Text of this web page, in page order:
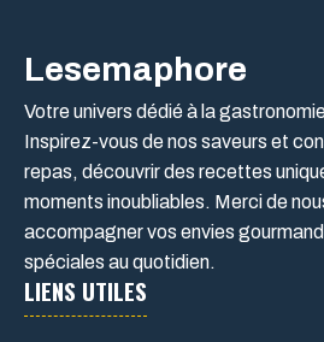
Lesemaphore
Votre univers dédié à la
Inspirez-vous de nos saveurs et
repas, découvrir des recettes
moments inoubliables. Merci de
accompagner vos envies
spéciales au quotidien.
LIENS UTILES